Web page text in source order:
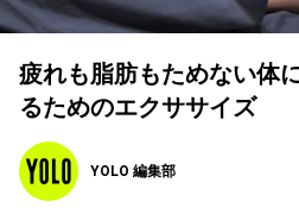
疲れも脂肪もためない体
るためのエクササイズ
YOLO 編集部